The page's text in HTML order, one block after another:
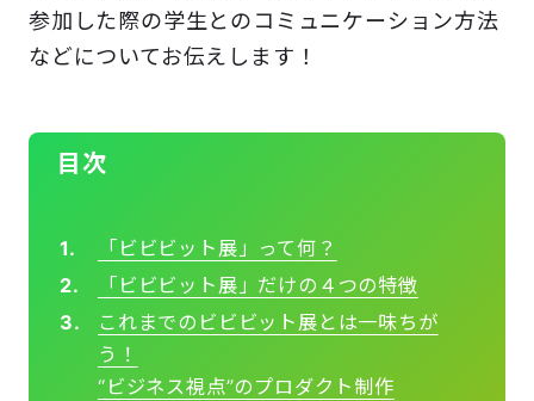
参加した際の学生とのコミュニケーション方法
などについてお伝えします！
目次
「ビビビット展」って何？
「ビビビット展」だけの４つの特徴
これまでのビビビット展とは一味ちが
う！
“ビジネス視点”のプロダクト制作